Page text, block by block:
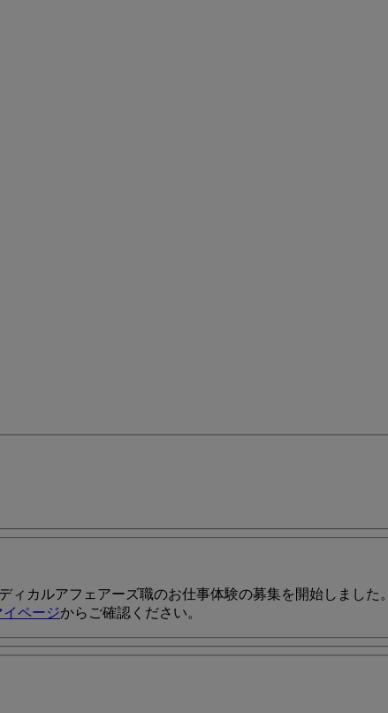
カルアフェアーズ職のお仕事体験の募集を開始しました。
イページからご確認ください。